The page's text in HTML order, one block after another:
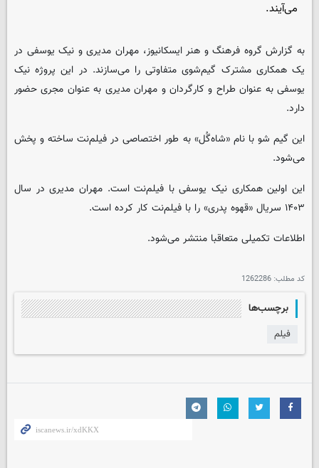
می‌آیند.
به گزارش گروه فرهنگ و هنرایسکانیوز، مهران مدیری و نیک یوسفی در
یک همکاری مشترک گیم‌شوی متفاوتی را می‌سازند. در این پروژه نیک
یوسفی به عنوان طراح و کارگردان و مهران مدیری به عنوان مجری حضور
دارد.
این گیم شو با نام «شاه‌گُل» به طور اختصاصی در فیلم‌نت ساخته و پخش
می‌شود.
این اولین همکاری نیک یوسفی با فیلم‌نت است. مهران مدیری در سال
۱۴۰۳ سریال «قهوه پدری» را با فیلم‌نت کار کرده است.
اطلاعات تکمیلی متعاقبا منتشر می‌شود.
کد مطلب: 1262286
برچسب‌ها
فیلم